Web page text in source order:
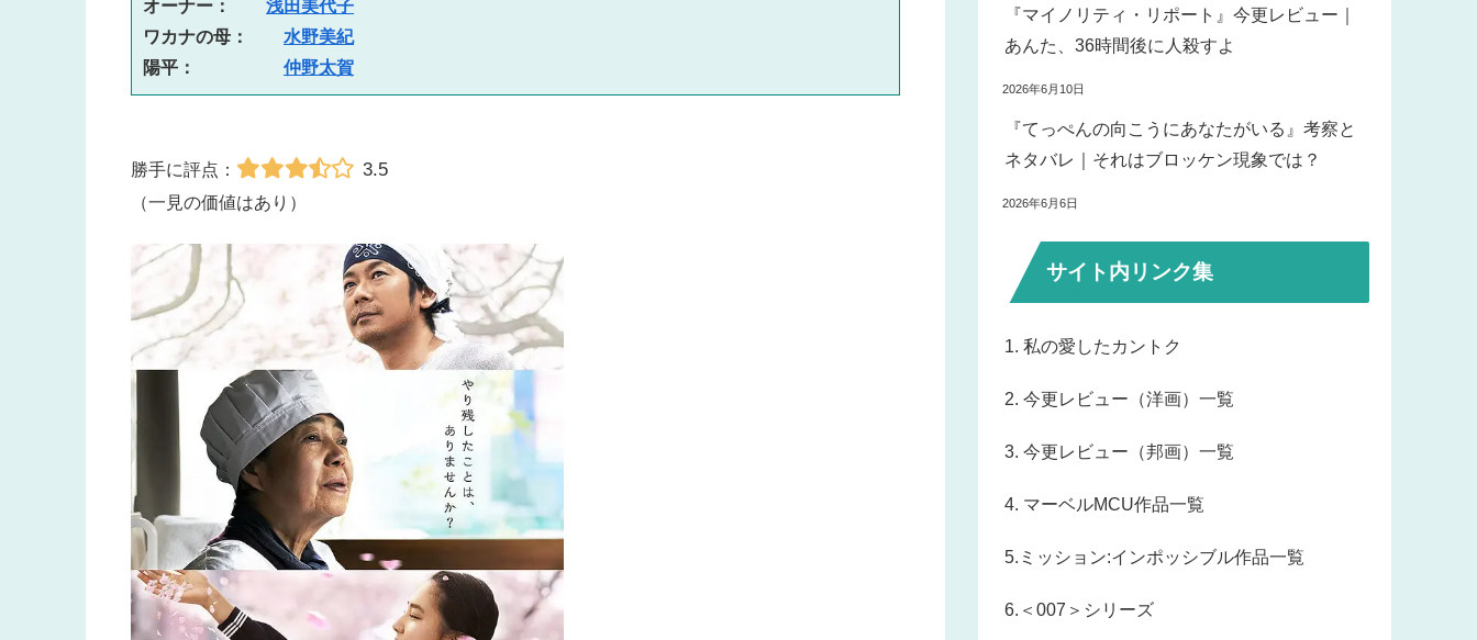
オーナー： 浅田美代子
ワカナの母： 水野美紀
陽平： 仲野太賀
勝手に評点： 3.5
（一見の価値はあり）
『マイノリティ・リポート』今更レビュー｜
あんた、36時間後に人殺すよ
2026年6月10日
『てっぺんの向こうにあなたがいる』考察と
ネタバレ｜それはブロッケン現象では？
2026年6月6日
サイト内リンク集
1. 私の愛したカントク
2. 今更レビュー（洋画）一覧
3. 今更レビュー（邦画）一覧
4. マーベルMCU作品一覧
5.ミッション:インポッシブル作品一覧
6.＜007＞シリーズ